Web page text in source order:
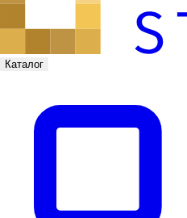
Каталог